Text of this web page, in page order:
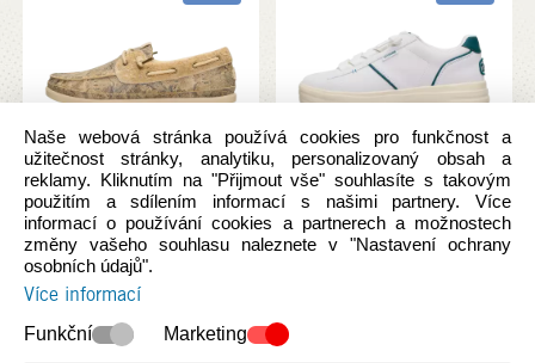
Harbor LO Realtree
ADV
2.210,00Kč
(-21%)
2.790,00Kč
+ 1
Naše webová stránka používá cookies pro funkčnost a
užitečnost stránky, analytiku, personalizovaný obsah a
reklamy. Kliknutím na "Přijmout vše" souhlasíte s takovým
použitím a sdílením informací s našimi partnery. Více
informací o používání cookies a partnerech a možnostech
změny vašeho souhlasu naleznete v "Nastavení ochrany
osobních údajů".
Více informací
Funkční Marketing